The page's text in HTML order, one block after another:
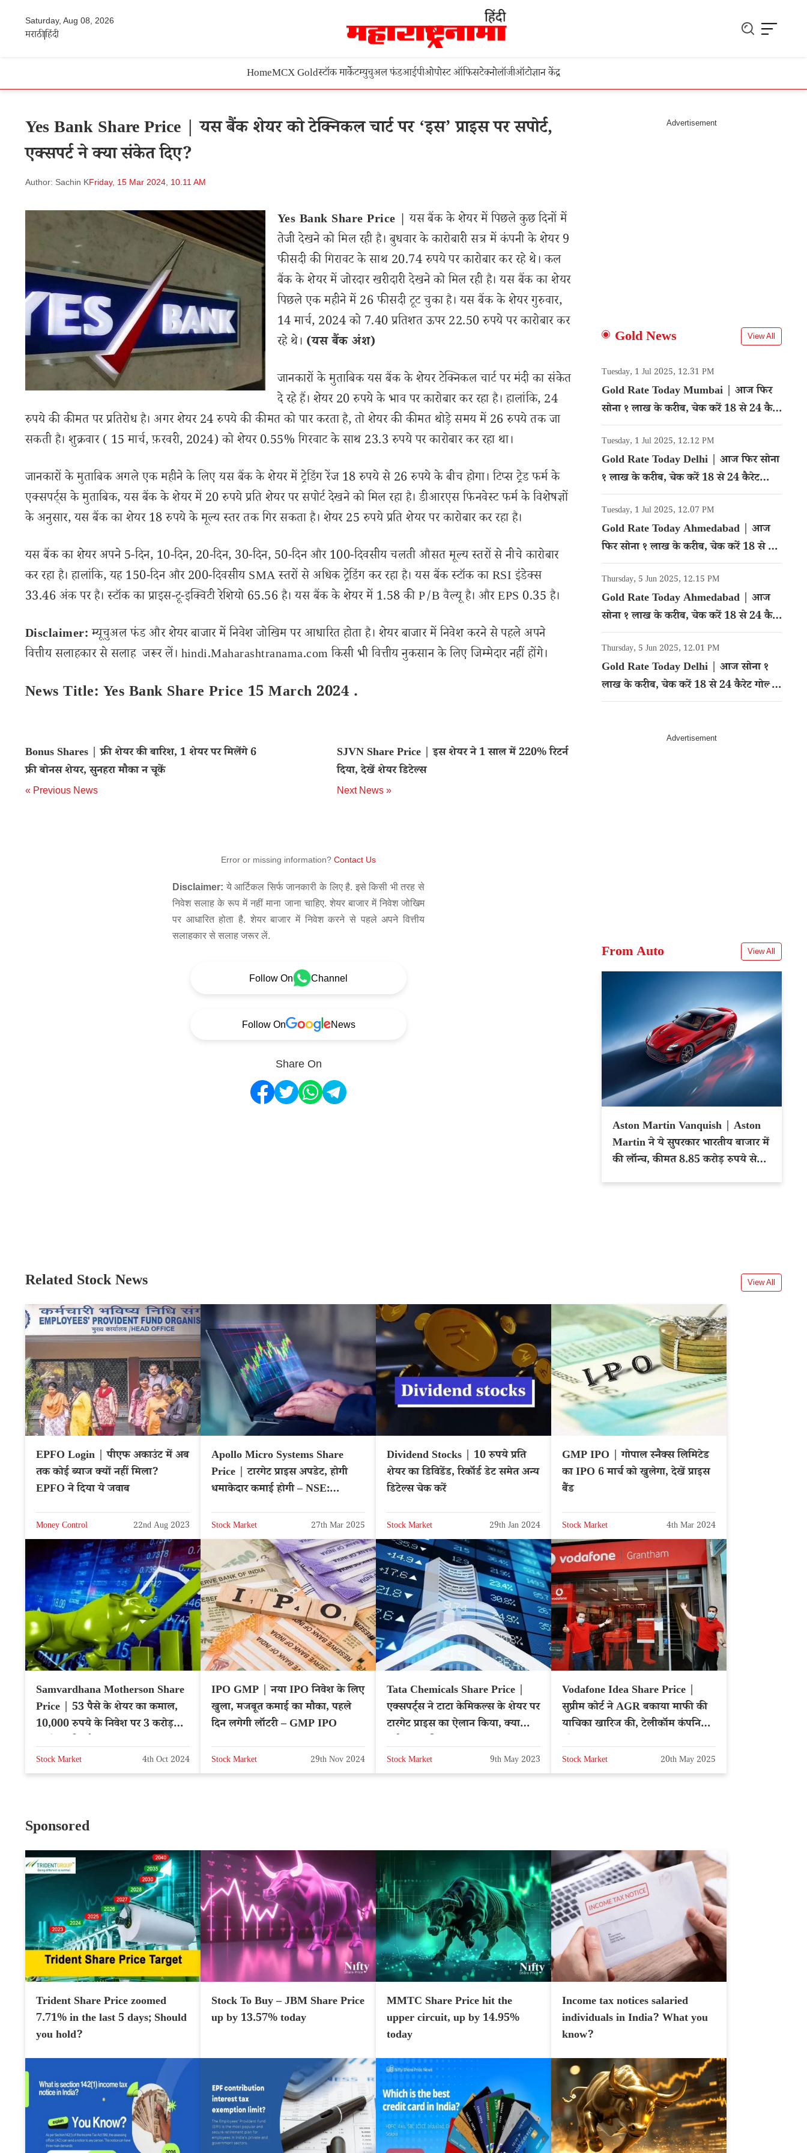
Saturday, Aug 08, 2026
मराठीहिंदी
HomeMCX Goldस्टॉक मार्केटम्युचुअल फंडआईपीओपोस्ट ऑफिसटेक्नोलॉजीऑटोज्ञान केंद्र
Yes Bank Share Price | यस बैंक शेयर को टेक्निकल चार्ट पर ‘इस’ प्राइस पर सपोर्ट,
एक्सपर्ट ने क्या संकेत दिए?
Author: Sachin KFriday, 15 Mar 2024, 10.11 AM
Yes Bank Share Price | यस बैंक के शेयर में पिछले कुछ दिनों में
तेजी देखने को मिल रही है। बुधवार के कारोबारी सत्र में कंपनी के शेयर 9
फीसदी की गिरावट के साथ 20.74 रुपये पर कारोबार कर रहे थे। कल
बैंक के शेयर में जोरदार खरीदारी देखने को मिल रही है। यस बैंक का शेयर
पिछले एक महीने में 26 फीसदी टूट चुका है। यस बैंक के शेयर गुरुवार,
14 मार्च, 2024 को 7.40 प्रतिशत ऊपर 22.50 रुपये पर कारोबार कर
रहे थे। (यस बैंक अंश)
जानकारों के मुताबिक यस बैंक के शेयर टेक्निकल चार्ट पर मंदी का संकेत
दे रहे हैं। शेयर 20 रुपये के भाव पर कारोबार कर रहा है। हालांकि, 24
रुपये की कीमत पर प्रतिरोध है। अगर शेयर 24 रुपये की कीमत को पार करता है, तो शेयर की कीमत थोड़े समय में 26 रुपये तक जा
सकती है। शुक्रवार ( 15 मार्च, फ़रवरी, 2024) को शेयर 0.55% गिरवाट के साथ 23.3 रुपये पर कारोबार कर रहा था।
जानकारों के मुताबिक अगले एक महीने के लिए यस बैंक के शेयर में ट्रेडिंग रेंज 18 रुपये से 26 रुपये के बीच होगा। टिप्स ट्रेड फर्म के
एक्सपर्ट्स के मुताबिक, यस बैंक के शेयर में 20 रुपये प्रति शेयर पर सपोर्ट देखने को मिल रहा है। डीआरएस फिनवेस्ट फर्म के विशेषज्ञों
के अनुसार, यस बैंक का शेयर 18 रुपये के मूल्य स्तर तक गिर सकता है। शेयर 25 रुपये प्रति शेयर पर कारोबार कर रहा है।
यस बैंक का शेयर अपने 5-दिन, 10-दिन, 20-दिन, 30-दिन, 50-दिन और 100-दिवसीय चलती औसत मूल्य स्तरों से नीचे कारोबार
कर रहा है। हालांकि, यह 150-दिन और 200-दिवसीय SMA स्तरों से अधिक ट्रेडिंग कर रहा है। यस बैंक स्टॉक का RSI इंडेक्स
33.46 अंक पर है। स्टॉक का प्राइस-टू-इक्विटी रेशियो 65.56 है। यस बैंक के शेयर में 1.58 की P/B वैल्यू है। और EPS 0.35 है।
Disclaimer:म्यूचुअल फंड और शेयर बाजार में निवेश जोखिम पर आधारित होता है। शेयर बाजार में निवेश करने से पहले अपने
वित्तीय सलाहकार से सलाह जरूर लें। hindi.Maharashtranama.com किसी भी वित्तीय नुकसान के लिए जिम्मेदार नहीं होंगे।
News Title: Yes Bank Share Price 15 March 2024 .
Bonus Shares | फ्री शेयर की बारिश, 1 शेयर पर मिलेंगे 6
फ्री बोनस शेयर, सुनहरा मौका न चूकें
« Previous News
SJVN Share Price | इस शेयर ने 1 साल में 220% रिटर्न
दिया, देखें शेयर डिटेल्स
Next News »
Error or missing information? Contact Us
Disclaimer: ये आर्टिकल सिर्फ जानकारी के लिए है. इसे किसी भी तरह से
निवेश सलाह के रूप में नहीं माना जाना चाहिए. शेयर बाजार में निवेश जोखिम
पर आधारित होता है. शेयर बाजार में निवेश करने से पहले अपने वित्तीय
सलाहकार से सलाह जरूर लें.
Follow On Channel
Follow On News
Share On
Gold News View All
Tuesday, 1 Jul 2025, 12.31 PM
Gold Rate Today Mumbai | आज फिर
सोना १ लाख के करीब, चेक करें 18 से 24 कैरेट
गोल्ड का रेट
Tuesday, 1 Jul 2025, 12.12 PM
Gold Rate Today Delhi | आज फिर सोना
१ लाख के करीब, चेक करें 18 से 24 कैरेट
गोल्ड का रेट
Tuesday, 1 Jul 2025, 12.07 PM
Gold Rate Today Ahmedabad | आज
फिर सोना १ लाख के करीब, चेक करें 18 से 24
कैरेट गोल्ड का रेट
Thursday, 5 Jun 2025, 12.15 PM
Gold Rate Today Ahmedabad | आज
सोना १ लाख के करीब, चेक करें 18 से 24 कैरेट
गोल्ड का रेट
Thursday, 5 Jun 2025, 12.01 PM
Gold Rate Today Delhi | आज सोना १
लाख के करीब, चेक करें 18 से 24 कैरेट गोल्ड
का रेट
From Auto View All
Aston Martin Vanquish | Aston
Martin ने ये सुपरकार भारतीय बाजार में
की लॉन्च, कीमत 8.85 करोड़ रुपये से
Related Stock News View All
EPFO Login | पीएफ अकाउंट में अब
तक कोई ब्याज क्यों नहीं मिला?
EPFO ने दिया ये जवाब
Money Control 22nd Aug 2023
Apollo Micro Systems Share
Price | टारगेट प्राइस अपडेट, होगी
धमाकेदार कमाई होगी – NSE:
Stock Market 27th Mar 2025
Dividend Stocks | 10 रुपये प्रति
शेयर का डिविडेंड, रिकॉर्ड डेट समेत अन्य
डिटेल्स चेक करें
Stock Market 29th Jan 2024
GMP IPO | गोपाल स्नैक्स लिमिटेड
का IPO 6 मार्च को खुलेगा, देखें प्राइस
बैंड
Stock Market 4th Mar 2024
Samvardhana Motherson Share
Price | 53 पैसे के शेयर का कमाल,
10,000 रुपये के निवेश पर 3 करोड़
Stock Market 4th Oct 2024
IPO GMP | नया IPO निवेश के लिए
खुला, मजबूत कमाई का मौका, पहले
दिन लगेगी लॉटरी – GMP IPO
Stock Market 29th Nov 2024
Tata Chemicals Share Price |
एक्सपर्ट्स ने टाटा केमिकल्स के शेयर पर
टारगेट प्राइस का ऐलान किया, क्या
Stock Market 9th May 2023
Vodafone Idea Share Price |
सुप्रीम कोर्ट ने AGR बकाया माफी की
याचिका खारिज की, टेलीकॉम कंपनियों
Stock Market 20th May 2025
Sponsored
Trident Share Price zoomed
7.71% in the last 5 days; Should
you hold?
Stock To Buy – JBM Share Price
up by 13.57% today
MMTC Share Price hit the
upper circuit, up by 14.95%
today
Income tax notices salaried
individuals in India? What you
know?